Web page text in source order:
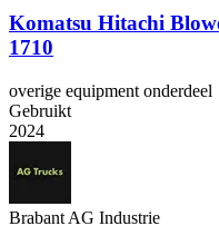
Komatsu Hitachi
1710
overige equipment onderdeel
Gebruikt
2024
Brabant AG Industrie